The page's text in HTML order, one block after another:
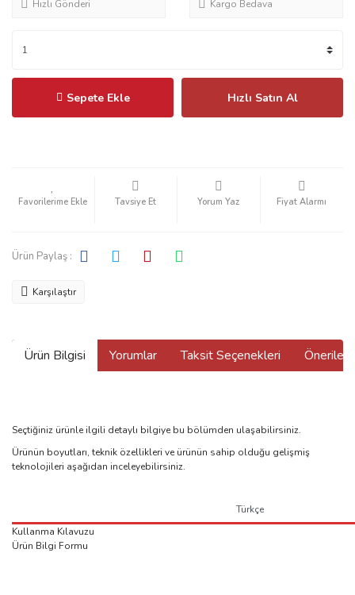
Hızlı Gönderi Kargo Bedava
Sepete Ekle Hızlı Satın Al
Tavsiye Et Yorum Yaz Fiyat Alarmı
Ürün Paylaş :
Karşılaştır
Ürün Bilgisi Yorumlar Taksit Seçenekleri
Seçtiğiniz ürünle ilgili detaylı bilgiye bu bölümden ulaşabilirsiniz.
Ürünün boyutları, teknik özellikleri ve ürünün sahip olduğu gelişmiş
teknolojileri aşağıdan inceleyebilirsiniz.
Türkçe
Kullanma Kılavuzu
Ürün Bilgi Formu